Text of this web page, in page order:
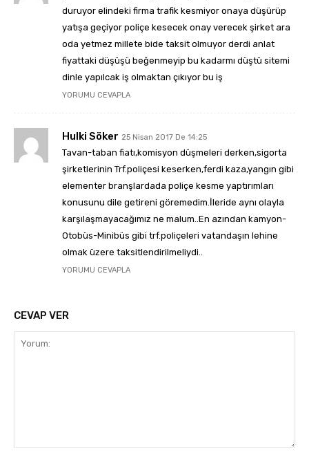
duruyor elindeki firma trafik kesmiyor onaya düşürüp
yatışa geçiyor poliçe kesecek onay verecek şirket ara
oda yetmez millete bide taksit olmuyor derdi anlat
fiyattaki düşüşü beğenmeyip bu kadarmı düştü sitemi
dinle yapılcak iş olmaktan çıkıyor bu iş
YORUMU CEVAPLA
Hulki Söker 25 Nisan 2017 De 14:25
Tavan-taban fiatı,komisyon düşmeleri derken,sigorta
şirketlerinin Trf.poliçesi keserken,ferdi kaza,yangın gibi
elementer branşlardada poliçe kesme yaptırımları
konusunu dile getireni göremedim.İleride aynı olayla
karşılaşmayacağımız ne malum..En azından kamyon-
Otobüs-Minibüs gibi trf.poliçeleri vatandaşın lehine
olmak üzere taksitlendirilmeliydi..
YORUMU CEVAPLA
CEVAP VER